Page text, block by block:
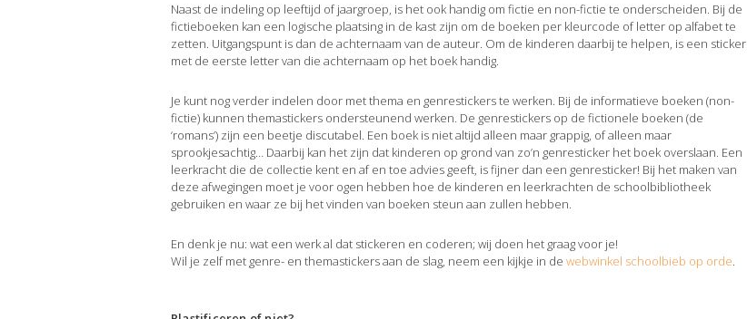
Naast de indeling op leeftijd of jaargroep, is het ook handig om fictie en non-fictie te onderscheiden. Bij de
fictieboeken kan een logische plaatsing in de kast zijn om de boeken per kleurcode of letter op alfabet te
zetten. Uitgangspunt is dan de achternaam van de auteur. Om de kinderen daarbij te helpen, is een sticker
met de eerste letter van die achternaam op het boek handig.
Je kunt nog verder indelen door met thema en genrestickers te werken. Bij de informatieve boeken (non-
fictie) kunnen themastickers ondersteunend werken. De genrestickers op de fictionele boeken (de
‘romans’) zijn een beetje discutabel. Een boek is niet altijd alleen maar grappig, of alleen maar
sprookjesachtig… Daarbij kan het zijn dat kinderen op grond van zo’n genresticker het boek overslaan. Een
leerkracht die de collectie kent en af en toe advies geeft, is fijner dan een genresticker! Bij het maken van
deze afwegingen moet je voor ogen hebben hoe de kinderen en leerkrachten de schoolbibliotheek
gebruiken en waar ze bij het vinden van boeken steun aan zullen hebben.
En denk je nu: wat een werk al dat stickeren en coderen; wij doen het graag voor je!
Wil je zelf met genre- en themastickers aan de slag, neem een kijkje in de webwinkel schoolbieb op orde.